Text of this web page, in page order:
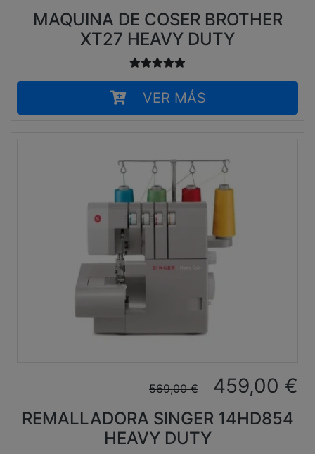
MAQUINA DE COSER BROTHER
XT27 HEAVY DUTY
VER MÁS
569,00 € 459,00 €
REMALLADORA SINGER 14HD854
HEAVY DUTY